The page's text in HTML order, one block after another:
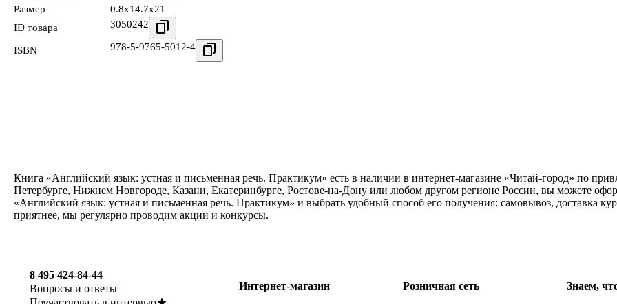
Размер
0.8x14.7x21
ID товара
3050242
ISBN 978-5-9765-5012-4
Книга «Английский язык: устная и письменная речь. Практикум» есть в наличии в интернет-магазине «Читай-город» по
Петербурге, Нижнем Новгороде, Казани, Екатеринбурге, Ростове-на-Дону или любом другом регионе России, вы можете
«Английский язык: устная и письменная речь. Практикум» и выбрать удобный способ его получения: самовывоз, доставка
приятнее, мы регулярно проводим акции и конкурсы.
8 495 424-84-44
Вопросы и ответы
Интернет-магазин Розничная сеть Знаем,